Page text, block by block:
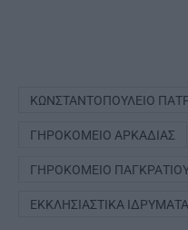
KΩΝΣΤΑΝΤΟΠΟΎΛΕΙΟ
ΓΗΡΟΚΟΜΕΊΟ ΑΡΚΑΔΊΑΣ
ΓΗΡΟΚΟΜΕΊΟ
ΕΚΚΛΗΣΙΑΣΤΙΚΆ ΙΔΡΎΜΑΤΑ